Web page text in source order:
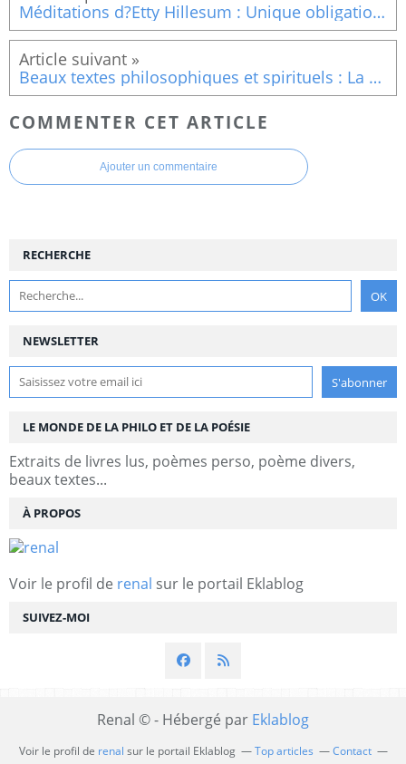
Méditations d?Etty Hillesum : Unique obligation morale, Avoir faim de vie, J?ai ma force,
Beaux textes philosophiques et spirituels : La personne dans la misère....
COMMENTER CET ARTICLE
Ajouter un commentaire
NEWSLETTER
SUIVEZ-MOI
RECHERCHE
LE MONDE DE LA PHILO ET DE LA POÉSIE
Extraits de livres lus, poèmes perso, poème divers,
beaux textes...
À PROPOS
Voir le profil de renal sur le portail Eklablog
Renal © - Hébergé par Eklablog
Voir le profil de renal sur le portail Eklablog Top articles
Contact